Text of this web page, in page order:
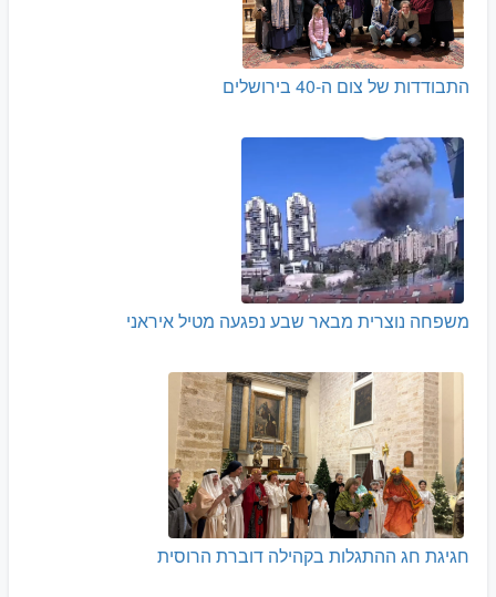
התבודדות של צום ה-40 בירושלים
משפחה נוצרית מבאר שבע נפגעה מטיל איראני
חגיגת חג ההתגלות בקהילה דוברת הרוסית